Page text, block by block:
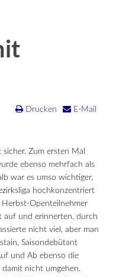
Drucken E-Mail
Zum ersten Mal
ebenso mehrfach als
war es umso wichtiger,
hochkonzentriert
Openteilnehmer
auf und erinnerten, durch
nicht viel, aber man
Saisondebütant
und Ab ebenso die
nicht umgehen.